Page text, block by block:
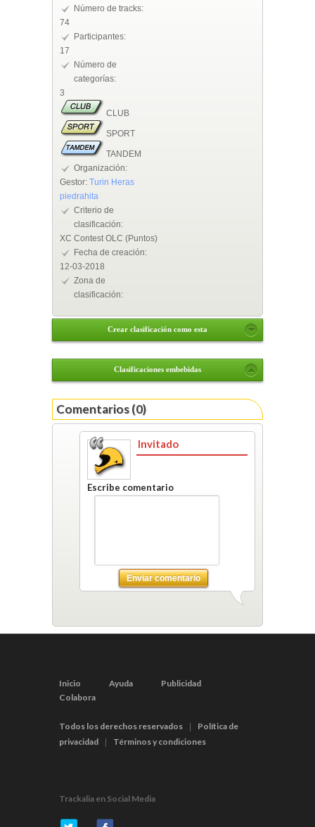
Número de tracks:
74
Participantes:
17
Número de
categorías:
3
CLUB
SPORT
TANDEM
Organización:
Gestor: Turin Heras
piedrahita
Criterio de
clasificación:
XC Contest OLC (Puntos)
Fecha de creación:
12-03-2018
Zona de
clasificación:
Crear clasificación como esta
Clasificaciones embebidas
Comentarios (0)
Invitado
Escribe comentario
Enviar comentario
Inicio Ayuda
Publicidad
Colabora
Todos los derechos reservados
Política de
privacidad
Términos y condiciones
Trackalia en Social Media